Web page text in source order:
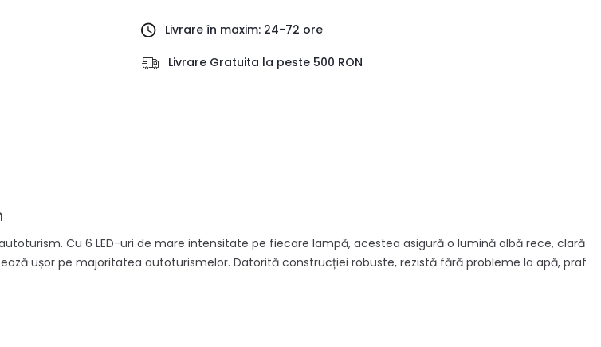
Livrare în maxim: 24-72 ore
Livrare Gratuita la peste 500 RON
Cu 6 LED-uri de mare intensitate pe fiecare lampă, acestea asigură o lumină albă rece, clară
ușor pe majoritatea autoturismelor. Datorită construcției robuste, rezistă fără probleme la apă, praf